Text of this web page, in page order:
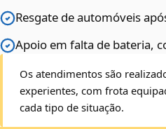
Resgate de automóveis
Apoio em falta de bateria,
Os atendimentos são
experientes, com frota
cada tipo de situação.